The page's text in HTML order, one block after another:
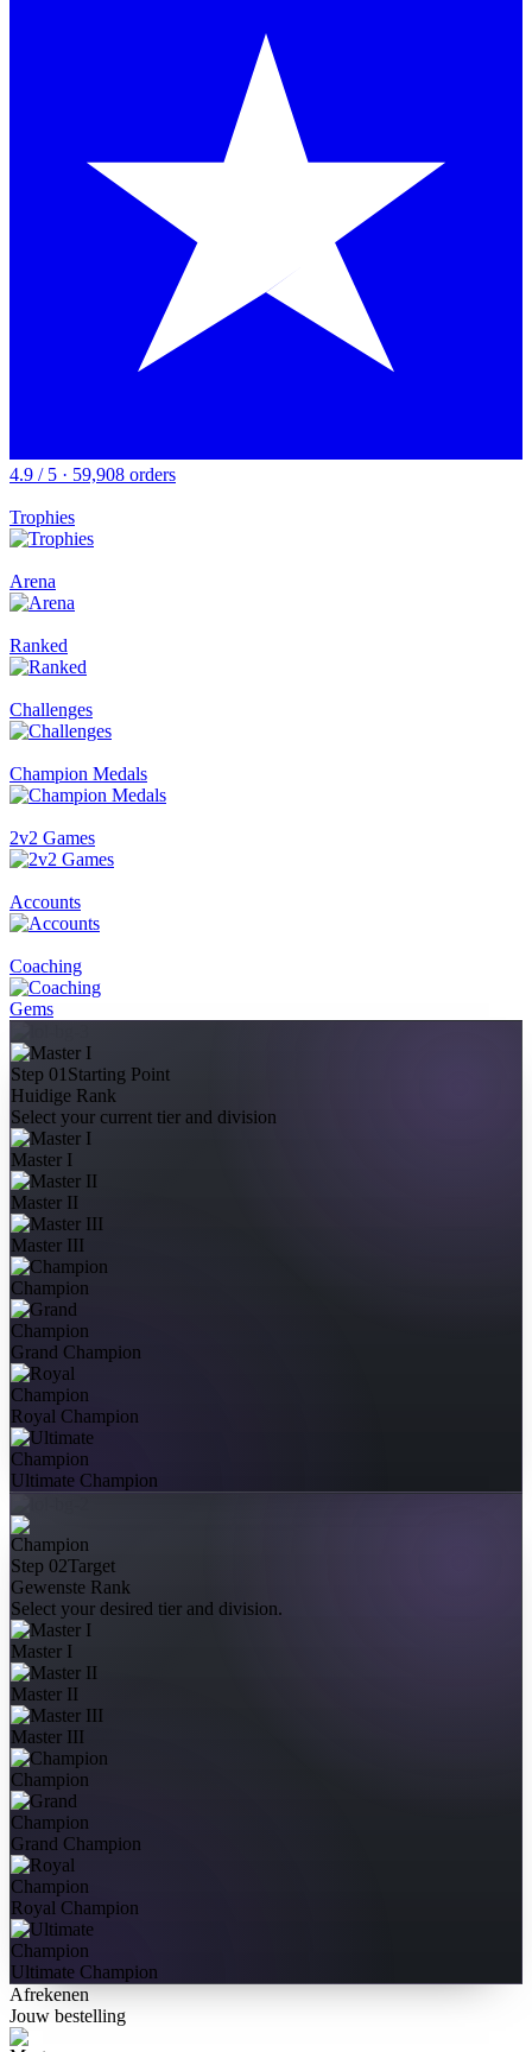
4.9 / 5 · 59,908 orders
Trophies
Arena
Ranked
Challenges
Champion Medals
2v2 Games
Accounts
Coaching
Gems
Step 01 Starting Point
Huidige Rank
Select your current tier and division
Master I
Master II
Master III
Champion
Grand Champion
Royal Champion
Ultimate Champion
Step 02Target
Gewenste Rank
Select your desired tier and division.
Master I
Master II
Master III
Champion
Grand Champion
Royal Champion
Ultimate Champion
Afrekenen
Jouw bestelling